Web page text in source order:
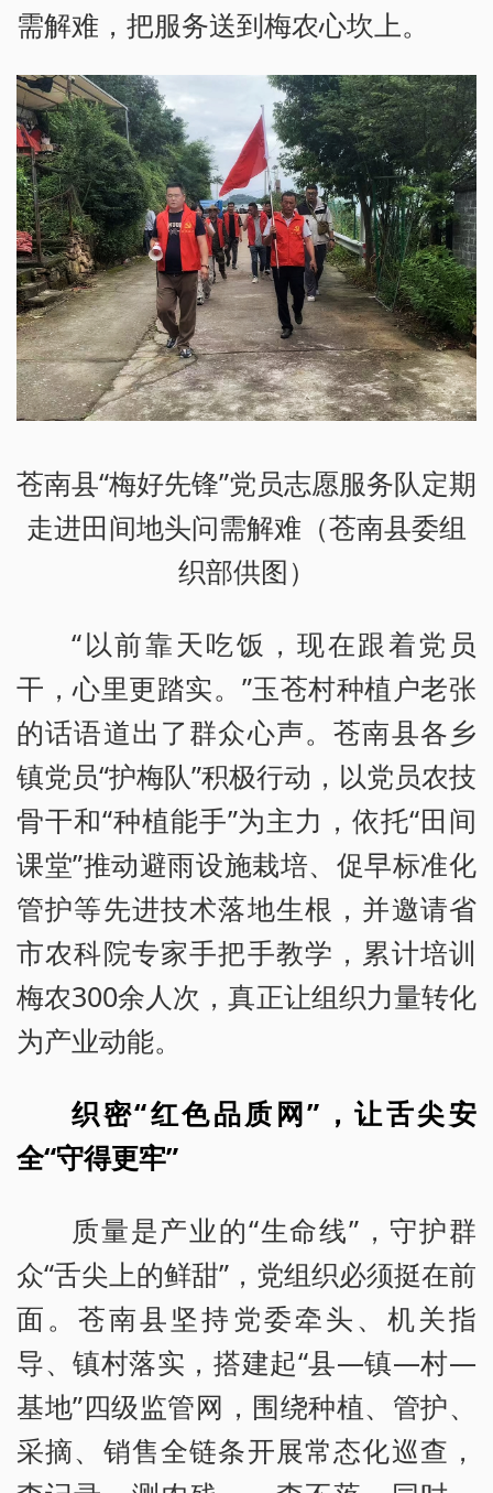
需解难，把服务送到梅农心坎上。
苍南县“梅好先锋”党员志愿服务队定期
走进田间地头问需解难（苍南县委组
织部供图）
“以前靠天吃饭，现在跟着党员
干，心里更踏实。”玉苍村种植户老张
的话语道出了群众心声。苍南县各乡
镇党员“护梅队”积极行动，以党员农技
骨干和“种植能手”为主力，依托“田间
课堂”推动避雨设施栽培、促早标准化
管护等先进技术落地生根，并邀请省
市农科院专家手把手教学，累计培训
梅农300余人次，真正让组织力量转化
为产业动能。
织密“红色品质网”，让舌尖安
全“守得更牢”
质量是产业的“生命线”，守护群
众“舌尖上的鲜甜”，党组织必须挺在前
面。苍南县坚持党委牵头、机关指
导、镇村落实，搭建起“县—镇—村—
基地”四级监管网，围绕种植、管护、
采摘、销售全链条开展常态化巡查，